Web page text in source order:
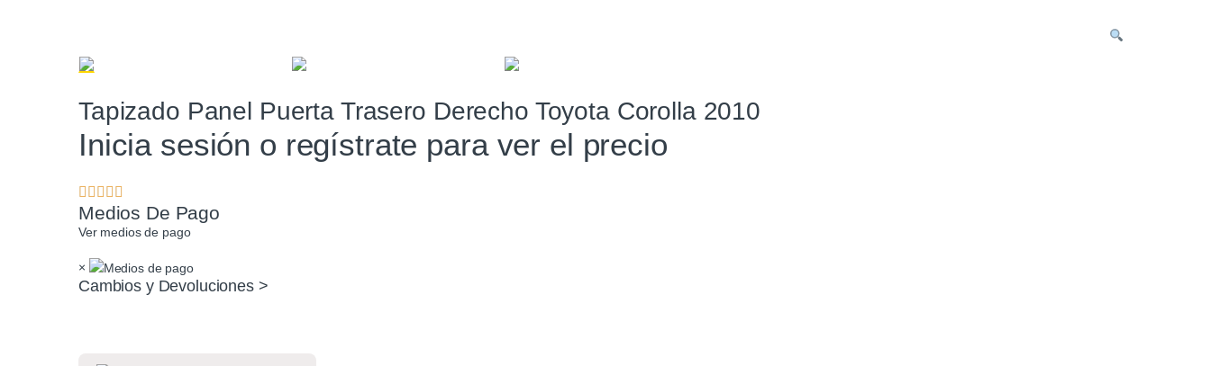
Tapizado Panel Puerta Trasero Derecho Toyota Corolla 2010
Inicia sesión o regístrate para ver el precio
Medios De Pago
Ver medios de pago
×
Cambios y Devoluciones >